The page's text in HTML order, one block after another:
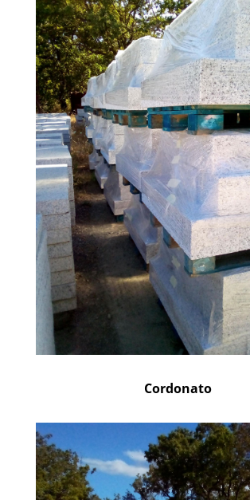
Cordonato